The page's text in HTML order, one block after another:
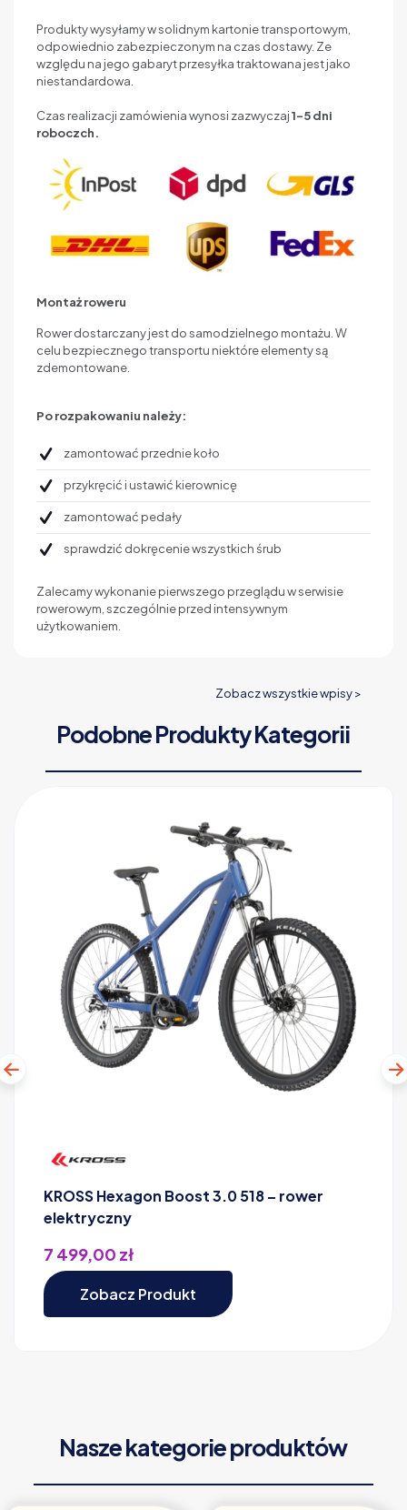
Produkty wysyłamy w solidnym kartonie transportowym,
odpowiednio zabezpieczonym na czas dostawy. Ze
względu na jego gabaryt przesyłka traktowana jest jako
niestandardowa.
Czas realizacji zamówienia wynosi zazwyczaj1–5 dni
roboczch.
Montaż roweru
Rower dostarczany jest do samodzielnego montażu. W
celu bezpiecznego transportu niektóre elementy są
zdemontowane.
Po rozpakowaniu należy:
zamontować przednie koło
przykręcić i ustawić kierownicę
zamontować pedały
sprawdzić dokręcenie wszystkich śrub
Zalecamy wykonanie pierwszego przeglądu w serwisie
rowerowym, szczególnie przed intensywnym
użytkowaniem.
Zobacz wszystkie wpisy >
Podobne Produkty Kategorii
KROSS Hexagon Boost 3.0 518 – rower
elektryczny
7 499,00 zł
Zobacz Produkt
Nasze kategorie produktów